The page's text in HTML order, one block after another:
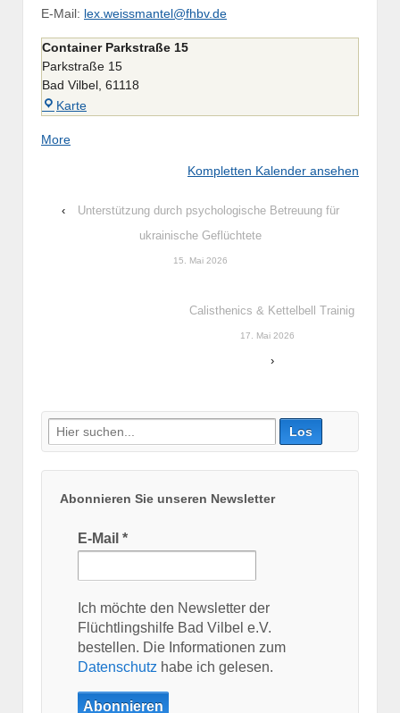
E-Mail: lex.weissmantel@fhbv.de
Container Parkstraße 15
Parkstraße 15
Bad Vilbel 61118
Karte
Parkstraße
Moreabout
Kompletten Kalender ansehen
‹
Unterstützung durch psychologische Betreuung für
ukrainische Geflüchtete
15. Mai 2026
Calisthenics & Kettelbell Trainig
17. Mai 2026
›
Suche
nach:
Abonnieren Sie unseren Newsletter
E-Mail *
Ich möchte den Newsletter der
Flüchtlingshilfe Bad Vilbel e.V.
bestellen. Die Informationen zum
Datenschutz habe ich gelesen.